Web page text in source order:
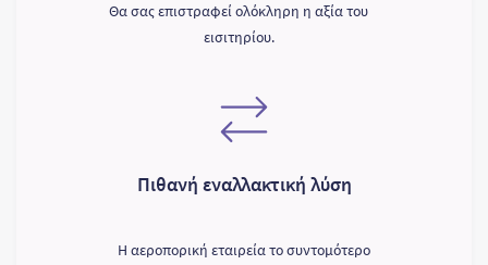
Θα σας επιστραφεί ολόκληρη η αξία του
εισιτηρίου.
Πιθανή εναλλακτική λύση
Η αεροπορική εταιρεία το συντομότερο